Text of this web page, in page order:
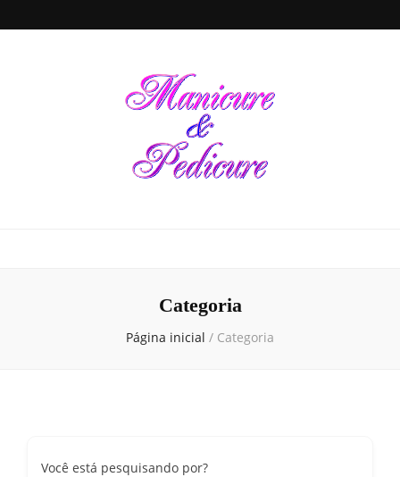
Categoria
Página inicial / Categoria
Você está pesquisando por?